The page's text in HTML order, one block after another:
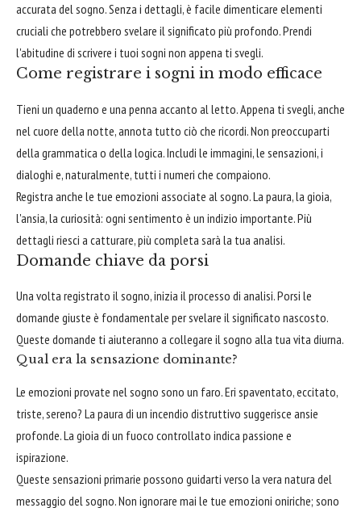
accurata del sogno. Senza i dettagli, è facile dimenticare elementi
cruciali che potrebbero svelare il significato più profondo. Prendi
l'abitudine di scrivere i tuoi sogni non appena ti svegli.
Come registrare i sogni in modo efficace
Tieni un quaderno e una penna accanto al letto. Appena ti svegli, anche
nel cuore della notte, annota tutto ciò che ricordi. Non preoccuparti
della grammatica o della logica. Includi le immagini, le sensazioni, i
dialoghi e, naturalmente, tutti i numeri che compaiono.
Registra anche le tue emozioni associate al sogno. La paura, la gioia,
l'ansia, la curiosità: ogni sentimento è un indizio importante. Più
dettagli riesci a catturare, più completa sarà la tua analisi.
Domande chiave da porsi
Una volta registrato il sogno, inizia il processo di analisi. Porsi le
domande giuste è fondamentale per svelare il significato nascosto.
Queste domande ti aiuteranno a collegare il sogno alla tua vita diurna.
Qual era la sensazione dominante?
Le emozioni provate nel sogno sono un faro. Eri spaventato, eccitato,
triste, sereno? La paura di un incendio distruttivo suggerisce ansie
profonde. La gioia di un fuoco controllato indica passione e
ispirazione.
Queste sensazioni primarie possono guidarti verso la vera natura del
messaggio del sogno. Non ignorare mai le tue emozioni oniriche; sono